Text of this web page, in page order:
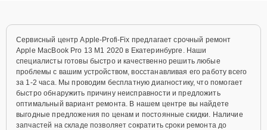
Сервисный центр Apple-Profi-Fix предлагает срочный ремонт
Apple MacBook Pro 13 M1 2020 в Екатеринбурге. Наши
специалисты готовы быстро и качественно решить любые
проблемы с вашим устройством, восстанавливая его работу всего
за 1-2 часа. Мы проводим бесплатную диагностику, что помогает
быстро обнаружить причину неисправности и предложить
оптимальный вариант ремонта. В нашем центре вы найдете
выгодные предложения по ценам и постоянные скидки. Наличие
запчастей на складе позволяет сократить сроки ремонта до